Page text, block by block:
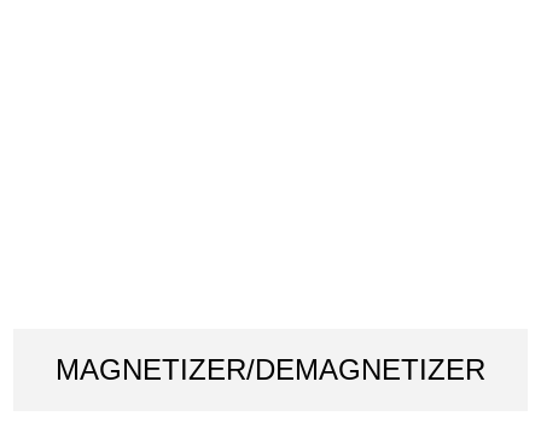
MAGNETIZER/DEMAGNETIZER